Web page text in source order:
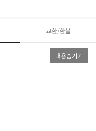
교환/환불
내용숨기기